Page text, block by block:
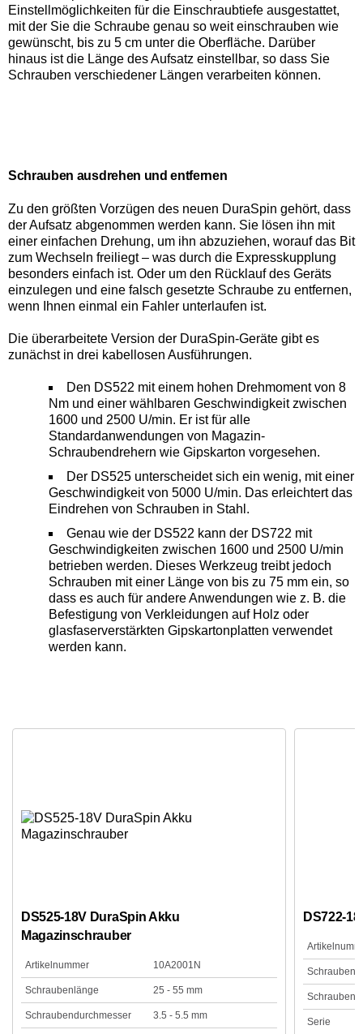
Einstellmöglichkeiten für die Einschraubtiefe ausgestattet,
mit der Sie die Schraube genau so weit einschrauben wie
gewünscht, bis zu 5 cm unter die Oberfläche. Darüber
hinaus ist die Länge des Aufsatz einstellbar, so dass Sie
Schrauben verschiedener Längen verarbeiten können.
Schrauben ausdrehen und entfernen
Zu den größten Vorzügen des neuen DuraSpin gehört, dass
der Aufsatz abgenommen werden kann. Sie lösen ihn mit
einer einfachen Drehung, um ihn abzuziehen, worauf das Bit
zum Wechseln freiliegt – was durch die Expresskupplung
besonders einfach ist. Oder um den Rücklauf des Geräts
einzulegen und eine falsch gesetzte Schraube zu entfernen,
wenn Ihnen einmal ein Fahler unterlaufen ist.
Die überarbeitete Version der DuraSpin-Geräte gibt es
zunächst in drei kabellosen Ausführungen.
Den DS522 mit einem hohen Drehmoment von 8
Nm und einer wählbaren Geschwindigkeit zwischen
1600 und 2500 U/min. Er ist für alle
Standardanwendungen von Magazin-
Schraubendrehern wie Gipskarton vorgesehen.
Der DS525 unterscheidet sich ein wenig, mit einer
Geschwindigkeit von 5000 U/min. Das erleichtert das
Eindrehen von Schrauben in Stahl.
Genau wie der DS522 kann der DS722 mit
Geschwindigkeiten zwischen 1600 und 2500 U/min
betrieben werden. Dieses Werkzeug treibt jedoch
Schrauben mit einer Länge von bis zu 75 mm ein, so
dass es auch für andere Anwendungen wie z. B. die
Befestigung von Verkleidungen auf Holz oder
glasfaserverstärkten Gipskartonplatten verwendet
werden kann.
DS525-18V DuraSpin Akku
Magazinschrauber
Artikelnummer 10A2001N
Schraubenlänge 25 - 55 mm
Schraubendurchmesser 3.5 - 5.5 mm
DS722-
Serie